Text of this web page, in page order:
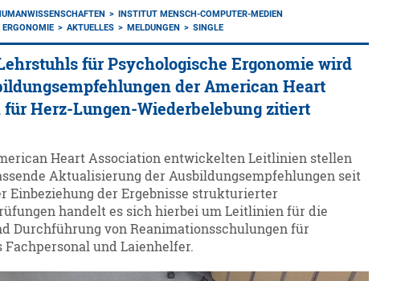
INSTITUT MENSCH-COMPUTER-MEDIEN
AKTUELLES MELDUNGEN SINGLE
für Psychologische Ergonomie wird
der American Heart
für Herz-Lungen-Wiederbelebung zitiert
Heart Association entwickelten Leitlinien stellen
Aktualisierung der Ausbildungsempfehlungen seit
Einbeziehung der Ergebnisse strukturierter
handelt es sich hierbei um Leitlinien für die
Durchführung von Reanimationsschulungen für
Fachpersonal und Laienhelfer.